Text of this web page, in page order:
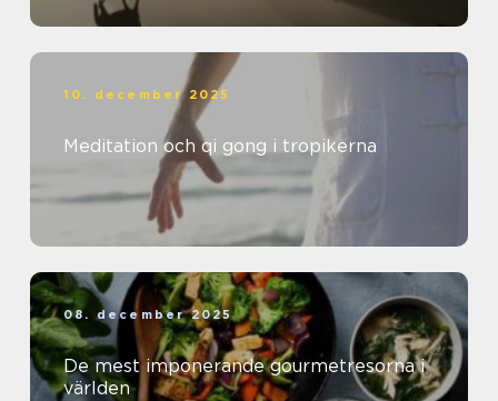
10. december 2025
Meditation och qi gong i tropikerna
08. december 2025
De mest imponerande gourmetresorna i
världen